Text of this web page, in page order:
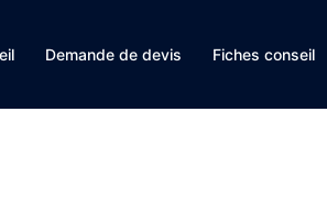
Demande de devis Fiches conseil